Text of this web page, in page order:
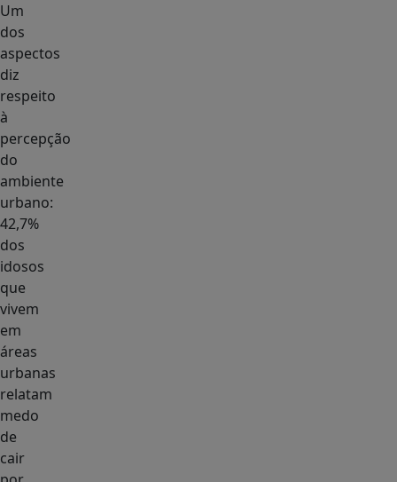
Um
dos
aspectos
diz
respeito
à
percepção
do
ambiente
urbano:
42,7%
dos
idosos
que
vivem
em
áreas
urbanas
relatam
medo
de
cair